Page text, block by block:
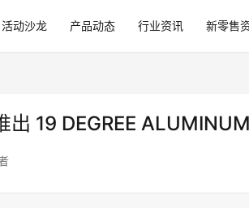
活动沙龙 产品动态 行业资讯 新零售
19 DEGREE